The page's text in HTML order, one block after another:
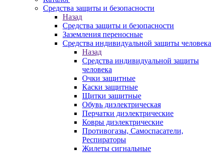
Средства защиты и безопасности
Назад
Средства защиты и безопасности
Заземления переносные
Средства индивидуальной защиты человека
Назад
Средства индивидуальной защиты
человека
Очки защитные
Каски защитные
Щитки защитные
Обувь диэлектрическая
Перчатки диэлектрические
Ковры диэлектрические
Противогазы, Самоспасатели,
Респираторы
Жилеты сигнальные